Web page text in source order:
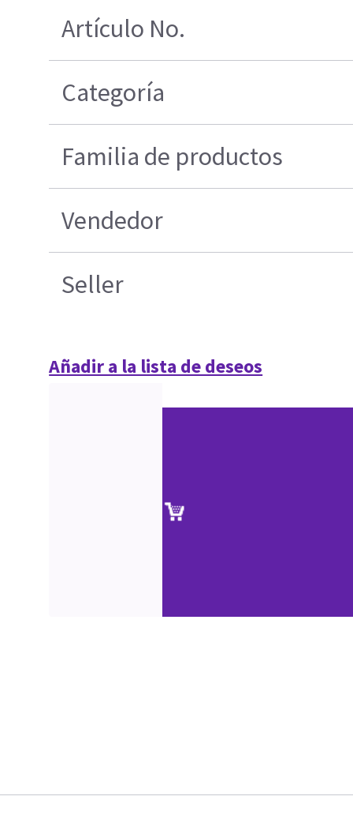
Artículo No.
Categoría
Familia de productos
Vendedor
Seller
Añadir a la lista de deseos